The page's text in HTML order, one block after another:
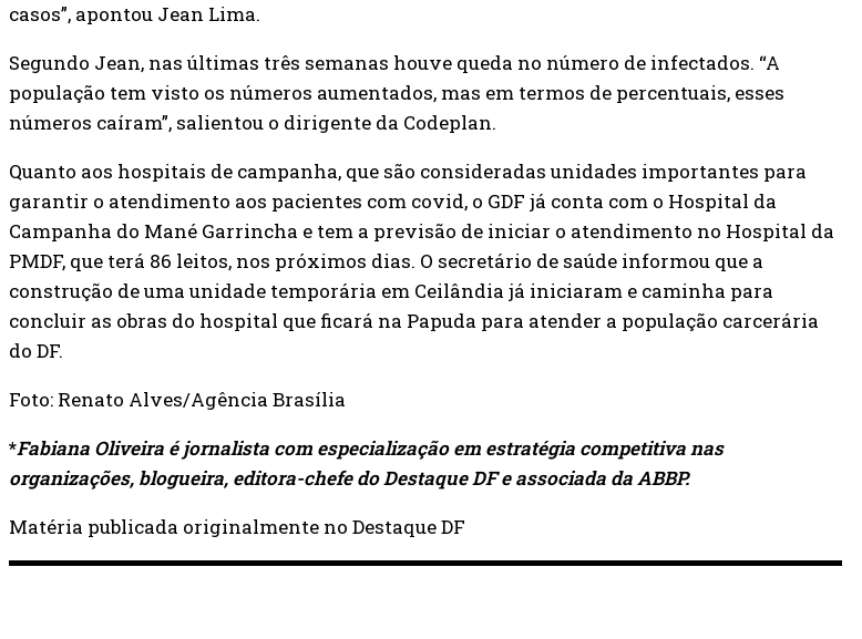
casos”, apontou Jean Lima.
Segundo Jean, nas últimas três semanas houve queda no número de infectados. “A
população tem visto os números aumentados, mas em termos de percentuais, esses
números caíram”, salientou o dirigente da Codeplan.
Quanto aos hospitais de campanha, que são consideradas unidades importantes para
garantir o atendimento aos pacientes com covid, o GDF já conta com o Hospital da
Campanha do Mané Garrincha e tem a previsão de iniciar o atendimento no Hospital da
PMDF, que terá 86 leitos, nos próximos dias. O secretário de saúde informou que a
construção de uma unidade temporária em Ceilândia já iniciaram e caminha para
concluir as obras do hospital que ficará na Papuda para atender a população carcerária
do DF.
Foto: Renato Alves/Agência Brasília
*Fabiana Oliveira é jornalista com especialização em estratégia competitiva nas
organizações, blogueira, editora-chefe do Destaque DF e associada da ABBP.
Matéria publicada originalmente no Destaque DF